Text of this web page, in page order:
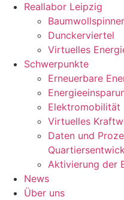
Reallabor Leipzig
Dunckerviertel
Virtuelles
Schwerpunkte
Erneuerbare
Elektromobilität
Virtuelles
Daten und
Aktivierung der
News
Über uns